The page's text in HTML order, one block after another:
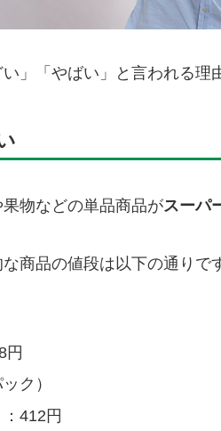
」「やばい」と言われる理
物などの単品商品がスーパ
商品の値段は以下の通りで
円
ク）
412円